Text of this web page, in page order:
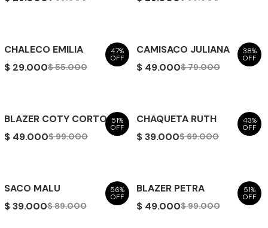
47%
OFF
CHALECO EMILIA
$ 29.000$ 55.000
38%
OFF
CAMISACO JULIANA
$ 49.000$ 79.000
51%
OFF
BLAZER COTY CORTO
$ 49.000$ 99.000
43%
OFF
CHAQUETA RUTH
$ 39.000$ 69.000
56%
OFF
SACO MALU
$ 39.000$ 89.000
51%
OFF
BLAZER PETRA
$ 49.000$ 99.000